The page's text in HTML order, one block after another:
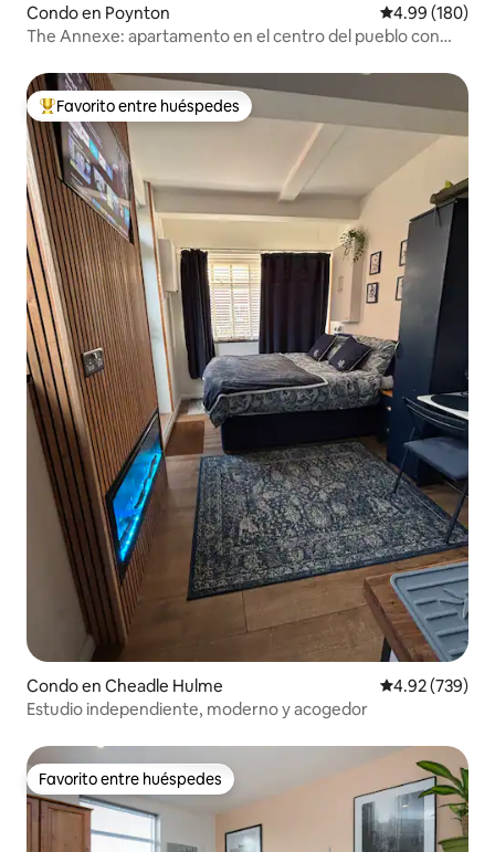
Condo en Poynton Calificación
4.99 (180)
The Annexe: apartamento en el centro del pueblo con
Favorito entre huéspedes preferido
Favorito entre huéspedes
Condo en Cheadle Hulme Calificación
4.92 (739)
Estudio independiente, moderno y acogedor
Favorito entre huéspedes
Favorito entre huéspedes